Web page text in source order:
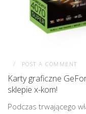
POST A COMMENT
Karty graficzne
sklepie x-kom!
Podczas trwającego